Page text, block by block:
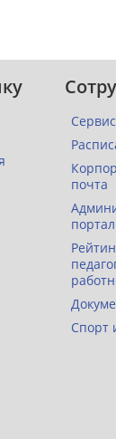
почта
портал
Спорт